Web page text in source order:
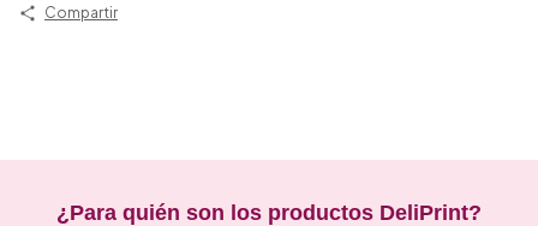
Compartir
¿Para quién son los productos DeliPrint?